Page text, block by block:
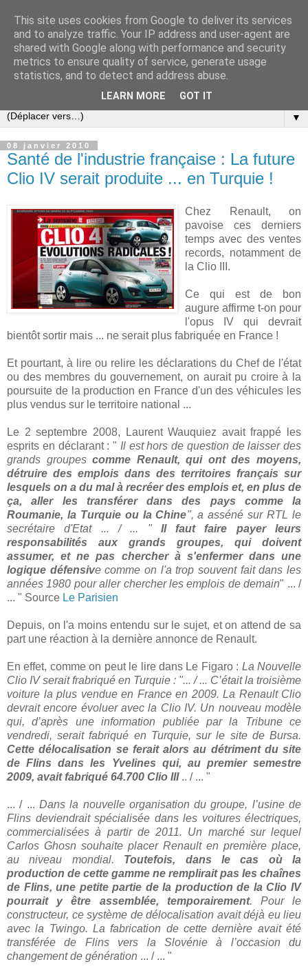
Slovar les Nouvelles
Blog citoyen d'informations, de décryptages et de
commentaires depuis 2005
▼
08 janvier 2010
Santé de l'industrie française : La future
Clio IV serait produite ... en Turquie !
Chez Renault, on
pavoise ces derniers
temps avec des ventes
records, notamment de
la Clio III.
Ce qui est de bon
augure affirme t-on pour
l'opus IV qui devrait
bientôt sortir mais ... ne serait plus fabriquée en France !
Et pourtant, à lire ou relire les déclarations du Chef de l'état
ou des membres du gouvernement, on aurait pu croire à la
poursuite de la production en France d'un des véhicules les
plus vendus sur le territoire national ...
Le 2 septembre 2008, Laurent Wauquiez avait frappé les
esprits en déclarant : " Il est hors de question de laisser des
grands groupescomme Renault, qui ont des moyens,
détruire des emplois dans des territoires français sur
lesquels on a du mal à recréer des emplois et, en plus de
ça, aller les transférer dans des pays comme la
Roumanie, la Turquie ou la Chine", a asséné sur RTL le
secrétaire d'Etat ... / ... " Il faut faire payer leurs
responsabilités aux grands groupes, qui doivent
assumer, et ne pas chercher à s'enfermer dans une
logique défensive comme on l'a trop souvent fait dans les
années 1980 pour aller chercher les emplois de demain" ... /
... " Source Le Parisien
Depuis, on l'a moins entendu sur le sujet, et on attend de sa
part une réaction à la dernière annonce de Renault.
En effet, comme on peut le lire dans Le Figaro : La Nouvelle
Clio IV serait frabriqué en Turquie : "... / ... C’était la troisième
voiture la plus vendue en France en 2009. La Renault Clio
devrait encore évoluer avec la Clio IV. Un nouveau modèle
qui, d’après une information publiée par la Tribune ce
vendredi, serait fabriqué en Turquie, sur le site de Bursa.
Cette délocalisation se ferait alors au détriment du site
de Flins dans les Yvelines qui, au premier semestre
2009, avait fabriqué 64.700 Clio III.. / ... "
... / ... Dans la nouvelle organisation du groupe, l’usine de
Flins deviendrait spécialisée dans les voitures électriques,
commercialisées à partir de 2011. Un marché sur lequel
Carlos Ghosn souhaite placer Renault en première place,
au niveau mondial. Toutefois, dans le cas où la
production de cette gamme ne remplirait pas les chaînes
de Flins, une petite partie de la production de la Clio IV
pourrait y être assemblée, temporairement. Pour le
constructeur, ce système de délocalisation avait déjà eu lieu
avec la Twingo. La fabrication de cette dernière avait été
transférée de Flins vers la Slovénie à l’occasion du
changement de génération ... / ... "
This site uses cookies from Google to deliver its services
and to analyze traffic. Your IP address and user-agent are
shared with Google along with performance and security
metrics to ensure quality of service, generate usage
statistics, and to detect and address abuse.
LEARN MORE GOT IT